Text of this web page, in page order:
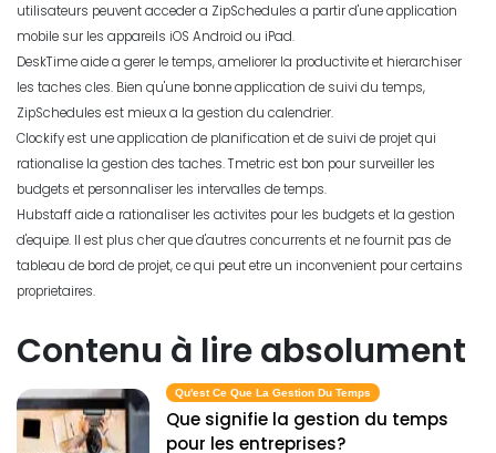
utilisateurs peuvent acceder a ZipSchedules a partir d'une application
mobile sur les appareils iOS Android ou iPad.
DeskTime aide a gerer le temps, ameliorer la productivite et hierarchiser
les taches cles. Bien qu'une bonne application de suivi du temps,
ZipSchedules est mieux a la gestion du calendrier.
Clockify est une application de planification et de suivi de projet qui
rationalise la gestion des taches. Tmetric est bon pour surveiller les
budgets et personnaliser les intervalles de temps.
Hubstaff aide a rationaliser les activites pour les budgets et la gestion
d'equipe. Il est plus cher que d'autres concurrents et ne fournit pas de
tableau de bord de projet, ce qui peut etre un inconvenient pour certains
proprietaires.
Contenu à lire absolument
Qu'est Ce Que La Gestion Du Temps
Que signifie la gestion du temps
pour les entreprises?